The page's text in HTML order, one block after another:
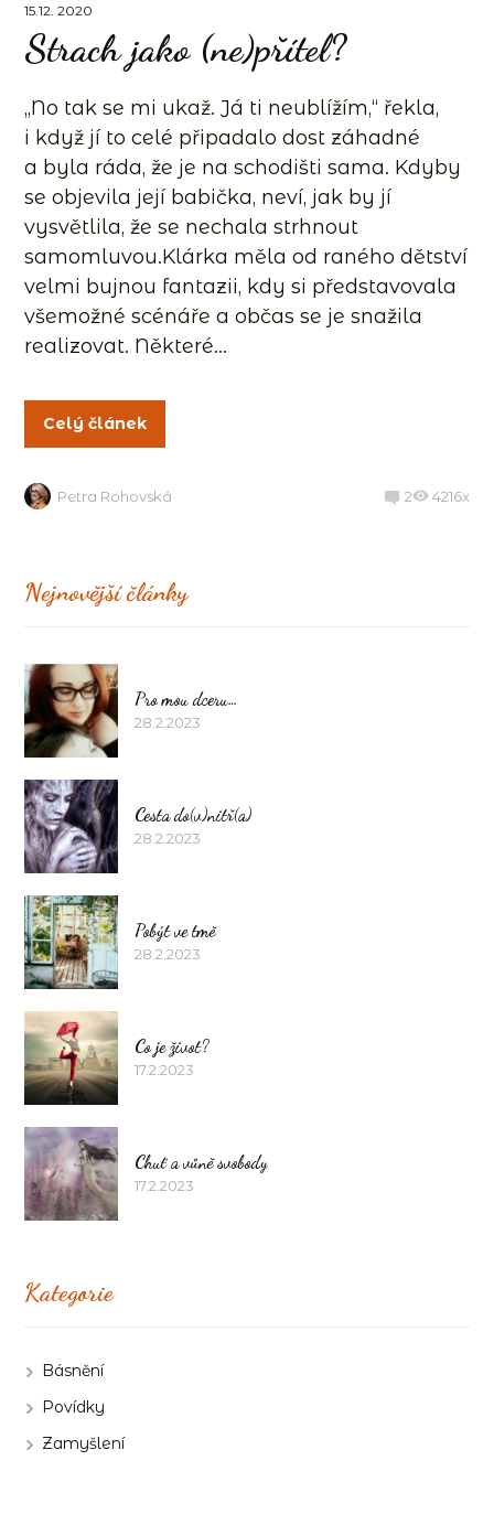
15.12. 2020
Strach jako (ne)přítel?
„No tak se mi ukaž. Já ti neublížím,“ řekla,
i když jí to celé připadalo dost záhadné
a byla ráda, že je na schodišti sama. Kdyby
se objevila její babička, neví, jak by jí
vysvětlila, že se nechala strhnout
samomluvou.Klárka měla od raného dětství
velmi bujnou fantazii, kdy si představovala
všemožné scénáře a občas se je snažila
realizovat. Některé...
Celý článek
Petra Rohovská 2 4216x
Nejnovější články
Pro mou dceru…
28.2.2023
Cesta do(v)nitř(a)
28.2.2023
Pobýt ve tmě
28.2.2023
Co je život?
17.2.2023
Chuť a vůně svobody
17.2.2023
Kategorie
Básnění
Povídky
Zamyšlení